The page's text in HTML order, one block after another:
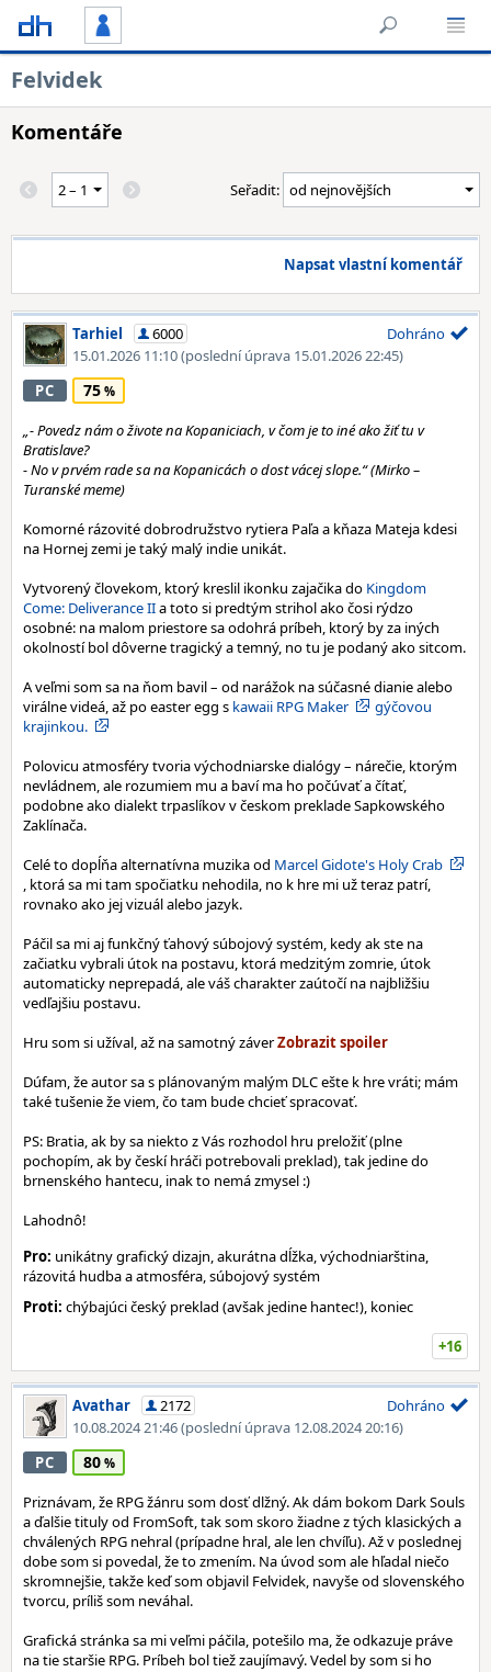
Felvidek
Komentáře
Seřadit:
Napsat vlastní komentář
Tarhiel
6000
15.01.2026 11:10(poslední úprava 15.01.2026 22:45)
Dohráno
PC 75
„- Povedz nám o živote na Kopaniciach, v čom je to iné ako žiť tu v
Bratislave?
- No v prvém rade sa na Kopanicách o dost vácej slope.“ (Mirko –
Turanské meme)
Komorné rázovité dobrodružstvo rytiera Paľa a kňaza Mateja kdesi
na Hornej zemi je taký malý indie unikát.
Vytvorený človekom, ktorý kreslil ikonku zajačika do Kingdom
Come: Deliverance IIa toto si predtým strihol ako čosi rýdzo
osobné: na malom priestore sa odohrá príbeh, ktorý by za iných
okolností bol dôverne tragický a temný, no tu je podaný ako sitcom.
A veľmi som sa na ňom bavil – od narážok na súčasné dianie alebo
virálne videá, až po easter egg s kawaii RPG Maker
gýčovou
krajinkou.
Polovicu atmosféry tvoria východniarske dialógy – nárečie, ktorým
nevládnem, ale rozumiem mu a baví ma ho počúvať a čítať,
podobne ako dialekt trpaslíkov v českom preklade Sapkowského
Zaklínača.
Celé to dopĺňa alternatívna muzika od Marcel Gidote's Holy Crab
, ktorá sa mi tam spočiatku nehodila, no k hre mi už teraz patrí,
rovnako ako jej vizuál alebo jazyk.
Páčil sa mi aj funkčný ťahový súbojový systém, kedy ak ste na
začiatku vybrali útok na postavu, ktorá medzitým zomrie, útok
automaticky neprepadá, ale váš charakter zaútočí na najbližšiu
vedľajšiu postavu.
Hru som si užíval, až na samotný záver
Dúfam, že autor sa s plánovaným malým DLC ešte k hre vráti; mám
také tušenie že viem, čo tam bude chcieť spracovať.
PS: Bratia, ak by sa niekto z Vás rozhodol hru preložiť (plne
pochopím, ak by českí hráči potrebovali preklad), tak jedine do
brnenského hantecu, inak to nemá zmysel :)
Lahodnô!
Pro: unikátny grafický dizajn, akurátna dĺžka, východniarština,
rázovitá hudba a atmosféra, súbojový systém
Proti: chýbajúci český preklad (avšak jedine hantec!), koniec
+16
Avathar
2172
10.08.2024 21:46(poslední úprava 12.08.2024 20:16)
Dohráno
PC 80
Priznávam, že RPG žánru som dosť dlžný. Ak dám bokom Dark Souls
a ďalšie tituly od FromSoft, tak som skoro žiadne z tých klasických a
chválených RPG nehral (prípadne hral, ale len chvíľu). Až v poslednej
dobe som si povedal, že to zmením. Na úvod som ale hľadal niečo
skromnejšie, takže keď som objavil Felvidek, navyše od slovenského
tvorcu, príliš som neváhal.
Grafická stránka sa mi veľmi páčila, potešilo ma, že odkazuje práve
na tie staršie RPG. Príbeh bol tiež zaujímavý. Vedel by som si ho